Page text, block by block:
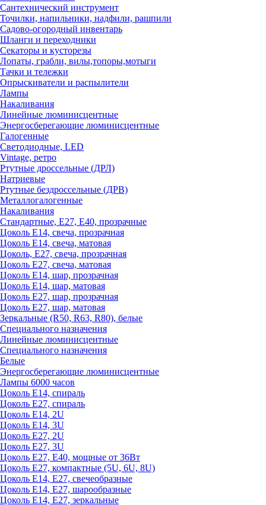
Сантехнический инструмент
Точилки, напильники, надфили, рашпили
Садово-огородный инвентарь
Шланги и переходники
Секаторы и кусторезы
Лопаты, грабли, вилы,топоры,мотыги
Тачки и тележки
Опрыскиватели и распылители
Лампы
Накаливания
Линейные люминисцентные
Энергосберегающие люминисцентные
Галогенные
Светодиодные, LED
Vintage, ретро
Ртутные дроссельные (ДРЛ)
Натриевые
Ртутные бездроссельные (ДРВ)
Металлогалогенные
Накаливания
Стандартные, Е27, Е40, прозрачные
Цоколь Е14, свеча, прозрачная
Цоколь Е14, свеча, матовая
Цоколь, Е27, свеча, прозрачная
Цоколь Е27, свеча, матовая
Цоколь Е14, шар, прозрачная
Цоколь Е14, шар, матовая
Цоколь Е27, шар, прозрачная
Цоколь Е27, шар, матовая
Зеркальные (R50, R63, R80), белые
Специального назначения
Линейные люминисцентные
Специального назначения
Белые
Энергосберегающие люминисцентные
Лампы 6000 часов
Цоколь Е14, спираль
Цоколь Е27, спираль
Цоколь Е14, 2U
Цоколь Е14, 3U
Цоколь Е27, 2U
Цоколь Е27, 3U
Цоколь Е27, Е40, мощные от 36Вт
Цоколь Е27, компактные (5U, 6U, 8U)
Цоколь Е14, Е27, свечеобразные
Цоколь Е14, Е27, шарообразные
Цоколь Е14, Е27, зеркальные